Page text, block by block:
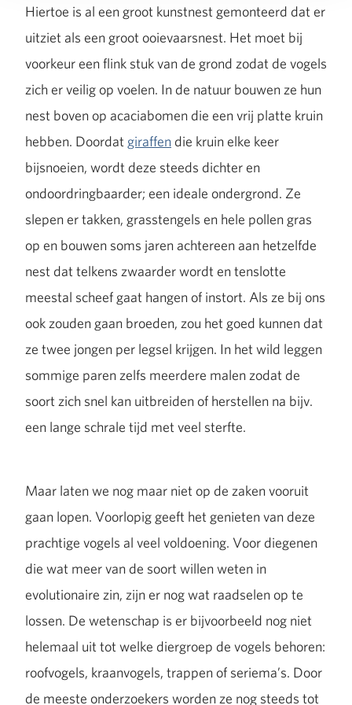
Hiertoe is al een groot kunstnest gemonteerd dat er
uitziet als een groot ooievaarsnest. Het moet bij
voorkeur een flink stuk van de grond zodat de vogels
zich er veilig op voelen. In de natuur bouwen ze hun
nest boven op acaciabomen die een vrij platte kruin
hebben. Doordat giraffen die kruin elke keer
bijsnoeien, wordt deze steeds dichter en
ondoordringbaarder; een ideale ondergrond. Ze
slepen er takken, grasstengels en hele pollen gras
op en bouwen soms jaren achtereen aan hetzelfde
nest dat telkens zwaarder wordt en tenslotte
meestal scheef gaat hangen of instort. Als ze bij ons
ook zouden gaan broeden, zou het goed kunnen dat
ze twee jongen per legsel krijgen. In het wild leggen
sommige paren zelfs meerdere malen zodat de
soort zich snel kan uitbreiden of herstellen na bijv.
een lange schrale tijd met veel sterfte.
Maar laten we nog maar niet op de zaken vooruit
gaan lopen. Voorlopig geeft het genieten van deze
prachtige vogels al veel voldoening. Voor diegenen
die wat meer van de soort willen weten in
evolutionaire zin, zijn er nog wat raadselen op te
lossen. De wetenschap is er bijvoorbeeld nog niet
helemaal uit tot welke diergroep de vogels behoren:
roofvogels, kraanvogels, trappen of seriema’s. Door
de meeste onderzoekers worden ze nog steeds tot